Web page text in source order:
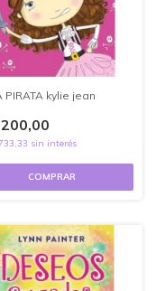
PIRATA kylie jean
sin interés